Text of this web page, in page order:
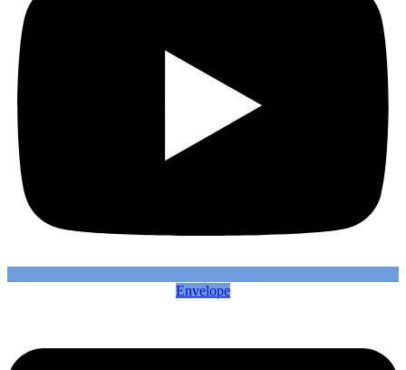
Envelope